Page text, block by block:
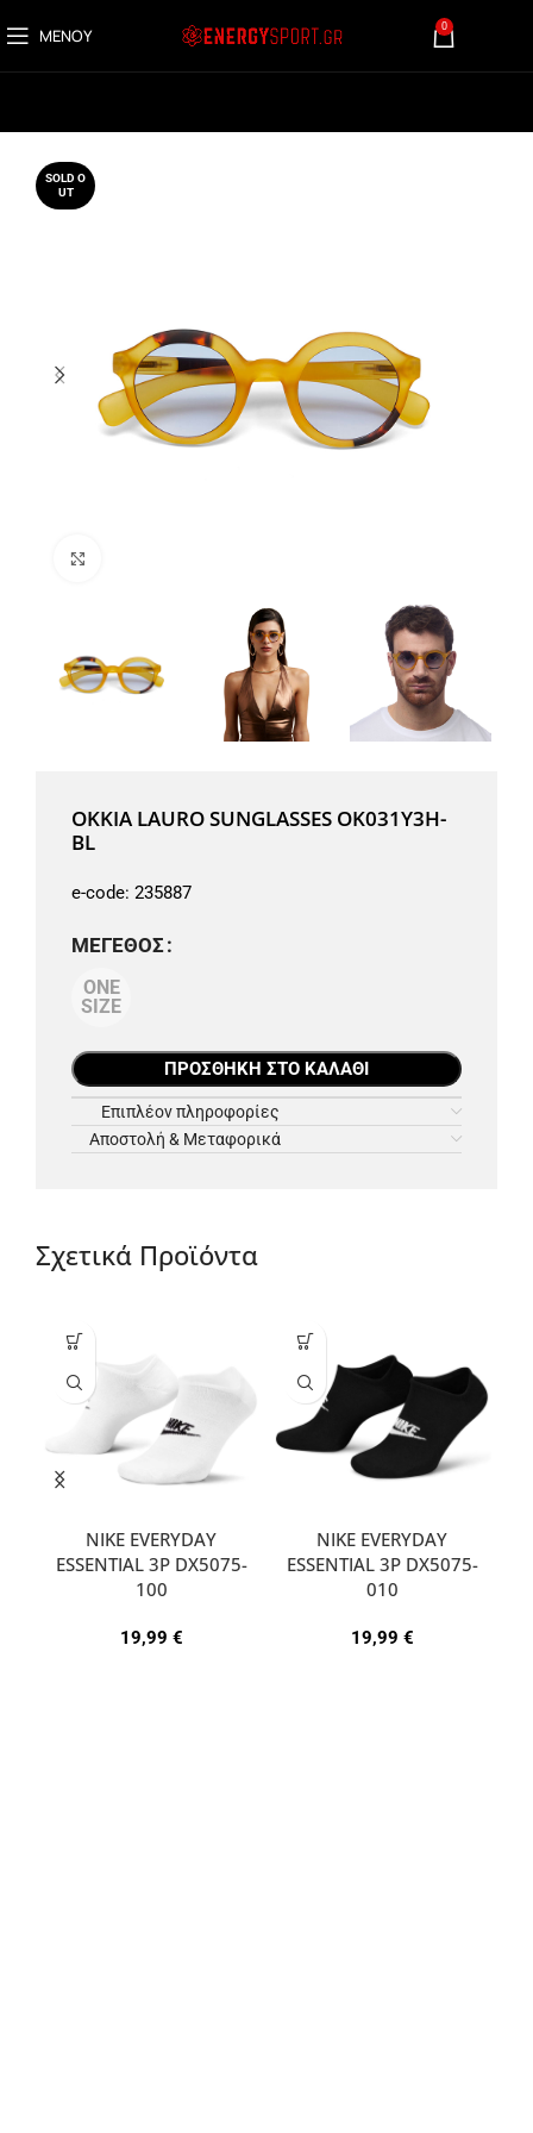
ΜΕΝΟΎ 0
SOLD O
UT
OKKIA LAURO SUNGLASSES OK031Y3H-
BL
e-code: 235887
ΜΈΓΕΘΟΣ
ONE
SIZE
ΠΡΟΣΘΉΚΗ ΣΤΟ ΚΑΛΆΘΙ
Επιπλέον πληροφορίες
Αποστολή & Μεταφορικά
Σχετικά Προϊόντα
NIKE EVERYDAY
ESSENTIAL 3P DX5075-
100
19,99 €
NIKE EVERYDAY
ESSENTIAL 3P DX5075-
010
19,99 €